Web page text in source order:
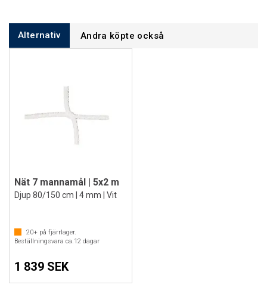
Alternativ Andra köpte också
Nät 7 mannamål | 5x2 m
Djup 80/150 cm | 4 mm | Vit
20+ på fjärrlager.
Beställningsvara ca.12 dagar
1 839 SEK